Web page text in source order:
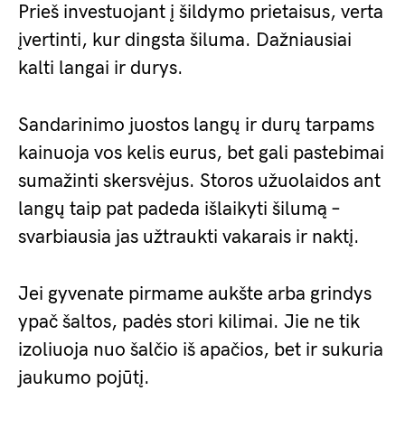
Prieš investuojant į šildymo prietaisus, verta
įvertinti, kur dingsta šiluma. Dažniausiai
kalti langai ir durys.
Sandarinimo juostos langų ir durų tarpams
kainuoja vos kelis eurus, bet gali pastebimai
sumažinti skersvėjus. Storos užuolaidos ant
langų taip pat padeda išlaikyti šilumą –
svarbiausia jas užtraukti vakarais ir naktį.
Jei gyvenate pirmame aukšte arba grindys
ypač šaltos, padės stori kilimai. Jie ne tik
izoliuoja nuo šalčio iš apačios, bet ir sukuria
jaukumo pojūtį.